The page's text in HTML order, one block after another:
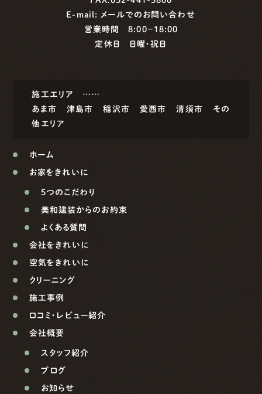
E-mail: メールでのお問い合わせ
営業時間 8:00−18:00
定休日 日曜・祝日
施工エリア ……
あま市
津島市 稲沢市 愛西市 清須市
その
他エリア
ホーム
お家をきれいに
5つのこだわり
美和建装からのお約束
よくある質問
会社をきれいに
空気をきれいに
クリーニング
施工事例
口コミ・レビュー紹介
会社概要
スタッフ紹介
ブログ
お知らせ